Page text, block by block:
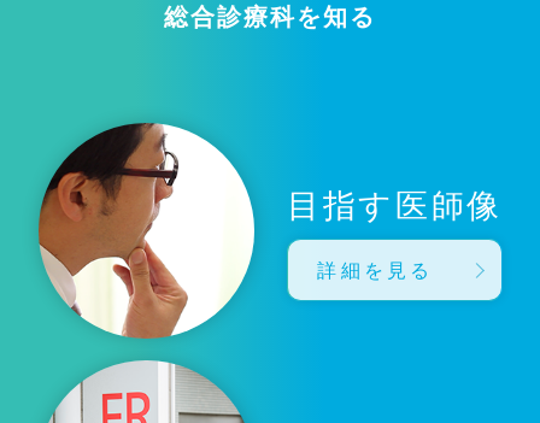
総合診療科を知る
目指す医師像
詳細を見る